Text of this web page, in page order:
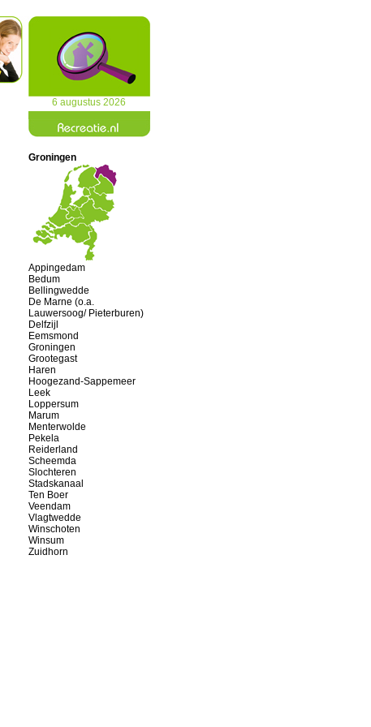
6 augustus 2026
Groningen
Appingedam
Bedum
Bellingwedde
De Marne (o.a.
Lauwersoog/ Pieterburen)
Delfzijl
Eemsmond
Groningen
Grootegast
Haren
Hoogezand-Sappemeer
Leek
Loppersum
Marum
Menterwolde
Pekela
Reiderland
Scheemda
Slochteren
Stadskanaal
Ten Boer
Veendam
Vlagtwedde
Winschoten
Winsum
Zuidhorn